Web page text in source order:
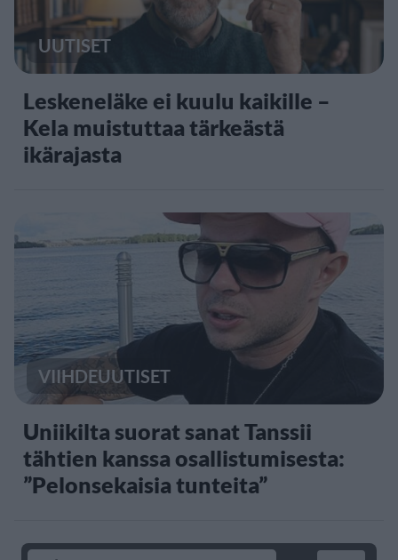
UUTISET
Leskeneläke ei kuulu kaikille –
Kela muistuttaa tärkeästä
ikärajasta
VIIHDEUUTISET
Uniikilta suorat sanat Tanssii
tähtien kanssa osallistumisesta:
”Pelonsekaisia tunteita”